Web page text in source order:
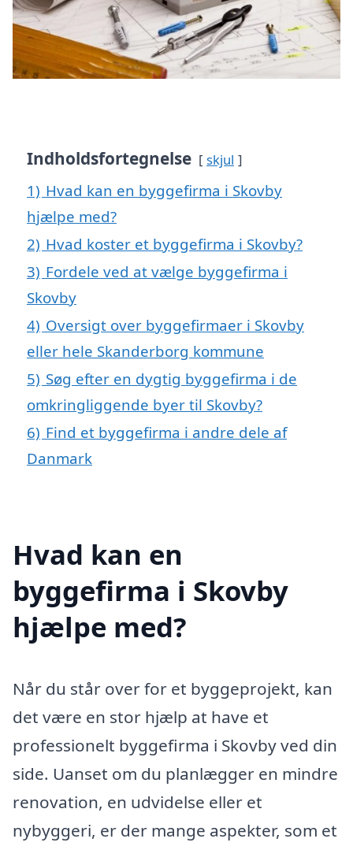
Indholdsfortegnelse skjul
1) Hvad kan en byggefirma i Skovby
hjælpe med?
2) Hvad koster et byggefirma i Skovby?
3) Fordele ved at vælge byggefirma i
Skovby
4) Oversigt over byggefirmaer i Skovby
eller hele Skanderborg kommune
5) Søg efter en dygtig byggefirma i de
omkringliggende byer til Skovby?
6) Find et byggefirma i andre dele af
Danmark
Hvad kan en
byggefirma i Skovby
hjælpe med?
Når du står over for et byggeprojekt, kan
det være en stor hjælp at have et
professionelt byggefirma i Skovby ved din
side. Uanset om du planlægger en mindre
renovation, en udvidelse eller et
nybyggeri, er der mange aspekter, som et